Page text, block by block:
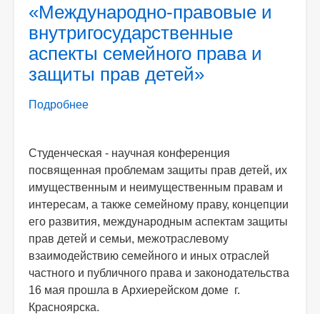
«Международно-правовые и
внутригосударственные
аспекты семейного права и
защиты прав детей»
Подробнее
и
внутригосударственные
аспекты
семейного
права
и
защиты
прав
детей»
Студенческая - научная конференция
посвященная проблемам защиты прав детей, их
имущественным и неимущественным правам и
интересам, а также семейному праву, концепции
его развития, международным аспектам защиты
прав детей и семьи, межотраслевому
взаимодействию семейного и иных отраслей
частного и публичного права и законодательства
16 мая прошла в Архиерейском доме г.
Красноярска.